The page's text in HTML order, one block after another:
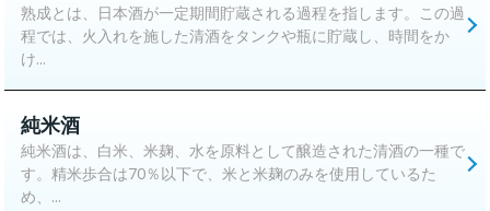
熟成とは、日本酒が一定期間貯蔵される過程を指します。この過
程では、火入れを施した清酒をタンクや瓶に貯蔵し、時間をか
け...
純米酒
純米酒は、白米、米麹、水を原料として醸造された清酒の一種で
す。精米歩合は70％以下で、米と米麹のみを使用しているた
め、...